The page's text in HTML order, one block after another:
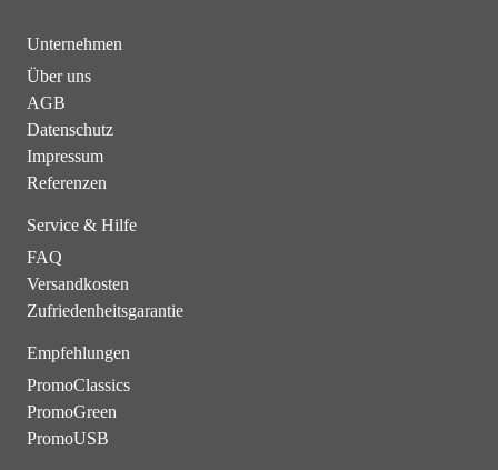
Unternehmen
Über uns
AGB
Datenschutz
Impressum
Referenzen
Service & Hilfe
FAQ
Versandkosten
Zufriedenheitsgarantie
Empfehlungen
PromoClassics
PromoGreen
PromoUSB